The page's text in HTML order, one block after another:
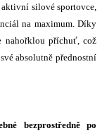
silové sportovce,
na maximum. Díky
nahořklou příchuť, což
absolutně přednostní
bezprostředně po